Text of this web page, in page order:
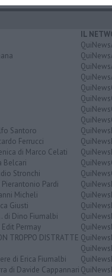
Santoro
Ferrucci
di Marco Celati
Belcari
Stronchi
Pardi
Micheli
Giusti
di Dino Fiumalbi
Permay
TROPPO DISTRATTE
di Erica Fiumalbi
di Davide Cappannari
IL